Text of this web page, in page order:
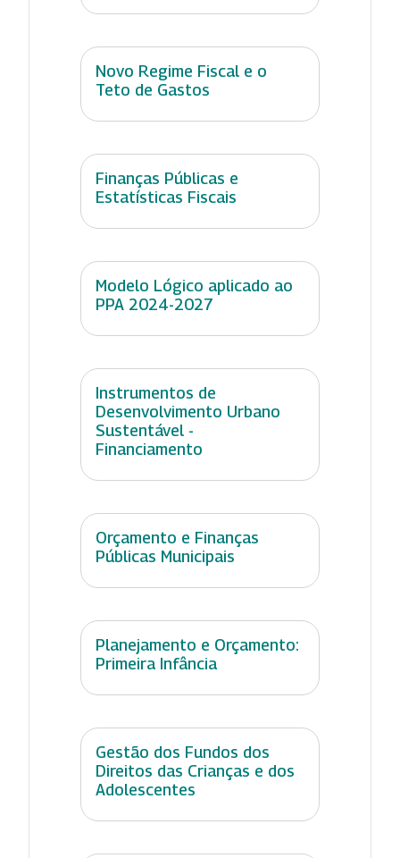
Novo Regime Fiscal e o
Teto de Gastos
Finanças Públicas e
Estatísticas Fiscais
Modelo Lógico aplicado ao
PPA 2024-2027
Instrumentos de
Desenvolvimento Urbano
Sustentável -
Financiamento
Orçamento e Finanças
Públicas Municipais
Planejamento e Orçamento:
Primeira Infância
Gestão dos Fundos dos
Direitos das Crianças e dos
Adolescentes